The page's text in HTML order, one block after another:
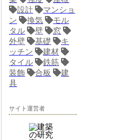
設計
マンショ
ン
換気
モル
タル
壁
窓
外壁
基礎
キ
ッチン
建材
タイル
鉄筋
装飾
合板
建
具
サイト運営者